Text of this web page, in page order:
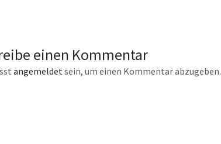
einen Kommentar
angemeldet sein, um einen Kommentar abzugeben.